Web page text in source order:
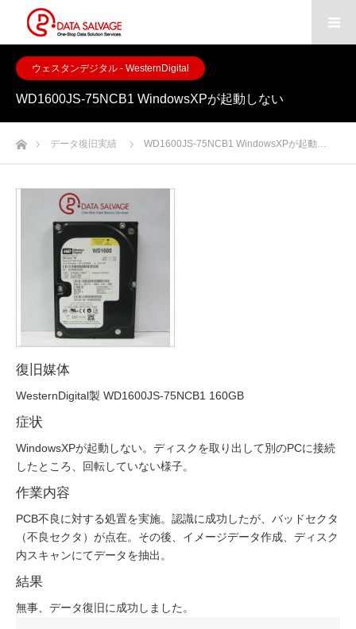
ウェスタンデジタル - WesternDigital
WD1600JS-75NCB1 WindowsXPが起動しない
ホームデータ復旧実績 WD1600JS-75NCB1 WindowsXPが起動…
復旧媒体
WesternDigital製 WD1600JS-75NCB1 160GB
症状
WindowsXPが起動しない。ディスクを取り出して別のPCに接続
したところ、回転していない様子。
作業内容
PCB不良に対する処置を実施。認識に成功したが、バッドセクタ
（不良セクタ）が点在。その後、イメージデータ作成、ディスク
内スキャンにてデータを抽出。
結果
無事、データ復旧に成功しました。